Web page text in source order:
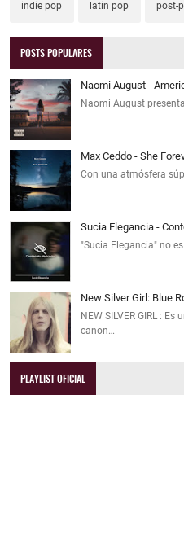
indie pop latin pop post-
POSTS POPULARES
Naomi August -
Naomi August
Max Ceddo - She
Con una atmósfera
Sucia Elegancia -
"Sucia Elegancia" no
New Silver Girl: Blue
NEW SILVER GIRL :
canon…
PLAYLIST OFICIAL